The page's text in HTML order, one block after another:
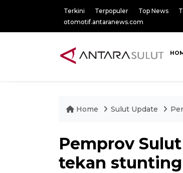
Terkini Terpopuler Top News
otomotif.antaranews.com
Home Sulut Update
Pemprov
tekan stunting